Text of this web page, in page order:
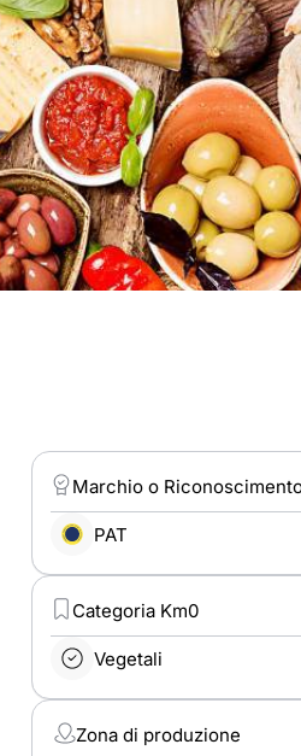
Marchio o
PAT
Categoria Km0
Vegetali
Zona di produzione